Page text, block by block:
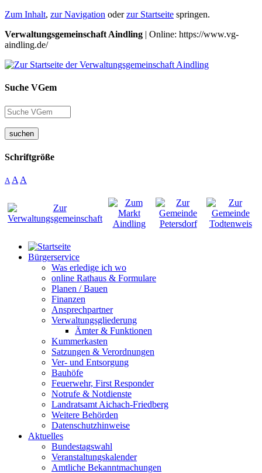
Zum Inhalt, zur Navigation oderzur Startseite springen.
Verwaltungsgemeinschaft Aindling | Online: https://www.vg-
aindling.de/
Suche VGem
suchen
Schriftgröße
A A A
Bürgerservice
Was erledige ich wo
online Rathaus & Formulare
Planen / Bauen
Finanzen
Ansprechpartner
Verwaltungsgliederung
Ämter & Funktionen
Kummerkasten
Satzungen & Verordnungen
Ver- und Entsorgung
Bauhöfe
Feuerwehr, First Responder
Notrufe & Notdienste
Landratsamt Aichach-Friedberg
Weitere Behörden
Datenschutzhinweise
Aktuelles
Bundestagswahl
Veranstaltungskalender
Amtliche Bekanntmachungen